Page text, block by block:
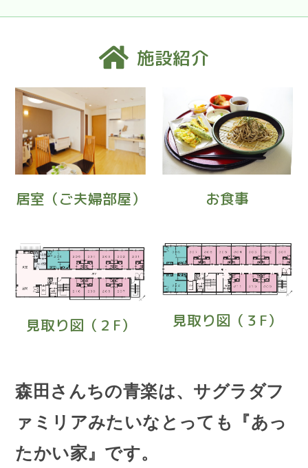
施設紹介
居室（ご夫婦部屋） お食事
見取り図（２F） 見取り図（３F）
森田さんちの青楽は、 サグラダフ
ァミリアみたいなとっても『あっ
たかい家』です。